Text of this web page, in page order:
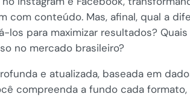
com conteúdo. Mas, afinal, qual a
los para maximizar resultados?
no mercado brasileiro?
e atualizada, baseada em
compreenda a fundo cada formato,